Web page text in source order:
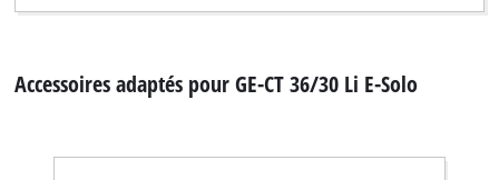
Accessoires adaptés pour GE-CT 36/30 Li E-Solo